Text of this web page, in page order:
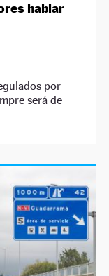
hablar
por
será de